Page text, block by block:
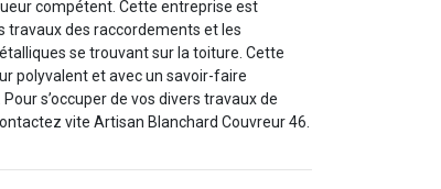
compétent. Cette entreprise est
travaux des raccordements et les
se trouvant sur la toiture. Cette
polyvalent et avec un savoir-faire
s’occuper de vos divers travaux de
vite Artisan Blanchard Couvreur 46.